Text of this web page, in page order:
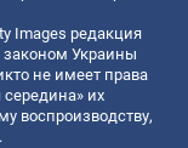
Images редакция
Украины
не имеет права
их
воспроизводству,